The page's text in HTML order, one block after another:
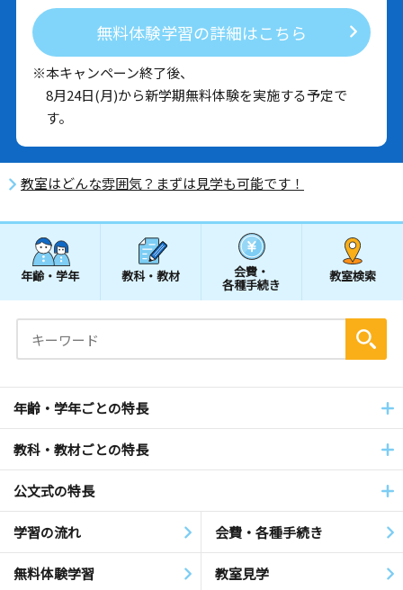
無料体験学習の詳細はこちら
※本キャンペーン終了後、
8月24日(月)から新学期無料体験を実施する予定で
す。
教室はどんな雰囲気？まずは見学も可能です！
年齢・学年 教科・教材 会費・
各種手続き
教室検索
年齢・学年ごとの特長
教科・教材ごとの特長
公文式の特長
学習の流れ 会費・各種手続き
無料体験学習 教室見学